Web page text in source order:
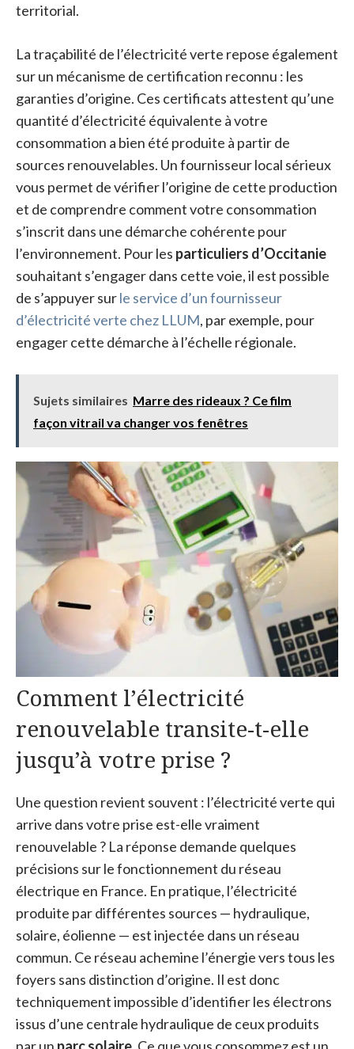
territorial.
La traçabilité de l’électricité verte repose également
sur un mécanisme de certification reconnu : les
garanties d’origine. Ces certificats attestent qu’une
quantité d’électricité équivalente à votre
consommation a bien été produite à partir de
sources renouvelables. Un fournisseur local sérieux
vous permet de vérifier l’origine de cette production
et de comprendre comment votre consommation
s’inscrit dans une démarche cohérente pour
l’environnement. Pour les particuliers d’Occitanie
souhaitant s’engager dans cette voie, il est possible
de s’appuyer surle service d’un fournisseur
d’électricité verte chez LLUM, par exemple, pour
engager cette démarche à l’échelle régionale.
Sujets similaires Marre des rideaux ? Ce film
façon vitrail va changer vos fenêtres
Comment l’électricité
renouvelable transite-t-elle
jusqu’à votre prise ?
Une question revient souvent : l’électricité verte qui
arrive dans votre prise est-elle vraiment
renouvelable ? La réponse demande quelques
précisions sur le fonctionnement du réseau
électrique en France. En pratique, l’électricité
produite par différentes sources — hydraulique,
solaire, éolienne — est injectée dans un réseau
commun. Ce réseau achemine l’énergie vers tous les
foyers sans distinction d’origine. Il est donc
techniquement impossible d’identifier les électrons
issus d’une centrale hydraulique de ceux produits